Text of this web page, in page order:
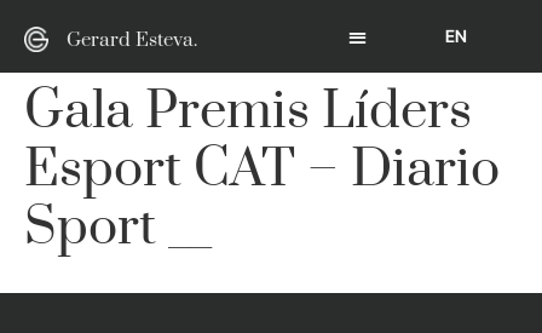
Gerard Esteva. EN
Gala Premis Líders
Esport CAT – Diario
Sport __